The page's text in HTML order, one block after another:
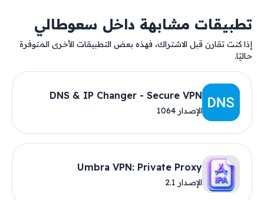
تطبيقات مشابهة داخل سعوطالي
إذا كنت تقارن قبل الاشتراك، فهذه بعض التطبيقات الأخرى المتوفرة
حاليًا.
DNS & IP Changer - Secure VPN
الإصدار 1064
Umbra VPN: Private Proxy
الإصدار 2.1